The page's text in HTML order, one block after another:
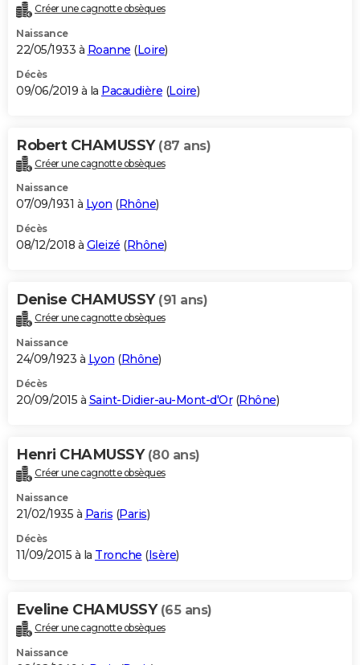
Créer une cagnotte obsèques
Naissance
22/05/1933 à Roanne (Loire)
Décès
09/06/2019 à la Pacaudière (Loire)
Robert CHAMUSSY (87 ans)
Créer une cagnotte obsèques
Naissance
07/09/1931 à Lyon (Rhône)
Décès
08/12/2018 à Gleizé (Rhône)
Denise CHAMUSSY (91 ans)
Créer une cagnotte obsèques
Naissance
24/09/1923 à Lyon (Rhône)
Décès
20/09/2015 à Saint-Didier-au-Mont-d'Or(Rhône)
Henri CHAMUSSY (80 ans)
Créer une cagnotte obsèques
Naissance
21/02/1935 à Paris (Paris)
Décès
11/09/2015 à la Tronche (Isère)
Eveline CHAMUSSY (65 ans)
Créer une cagnotte obsèques
Naissance